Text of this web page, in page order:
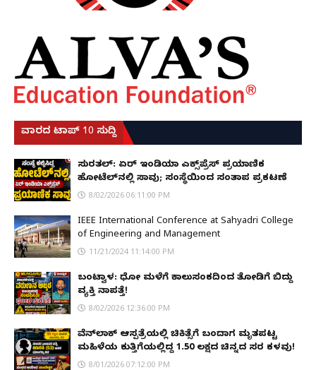
ವಾರದ ಟಾಪ್ 10 ಸುದ್ದಿ
ಸುರತ್ಕಲ್: ಏರ್ ಇಂಡಿಯಾ ಎಕ್ಸ್‌ಪ್ರೆಸ್ ಪ್ರಯಾಣಿಕ
ಹೋಟೆಲ್‌ನಲ್ಲಿ ಸಾವು; ಸಂಸ್ಥೆಯಿಂದ ಸಂತಾಪ ಪ್ರಕಟಣೆ
8/02/2026 06:11:00 PM
IEEE International Conference at Sahyadri College
of Engineering and Management
11/21/2024 11:14:00 PM
ಬಂಟ್ವಾಳ: ಧೋ ಮಳೆಗೆ ಕಾಲುಸಂಕದಿಂದ ತೋಡಿಗೆ ಬಿದ್ದು
ವ್ಯಕ್ತಿ ನಾಪತ್ತೆ!
8/02/2026 12:36:00 PM
ವೆನ್‌ಲಾಕ್ ಆಸ್ಪತ್ರೆಯಲ್ಲಿ ಚಿಕಿತ್ಸೆಗೆ ಬಂದಾಗ ಮೃತಪಟ್ಟ
ಮಹಿಳೆಯ ಕುತ್ತಿಗೆಯಲ್ಲಿದ್ದ ₹1.50 ಲಕ್ಷದ ಚಿನ್ನದ ಸರ ಕಳವು!
8/01/2026 07:12:00 PM